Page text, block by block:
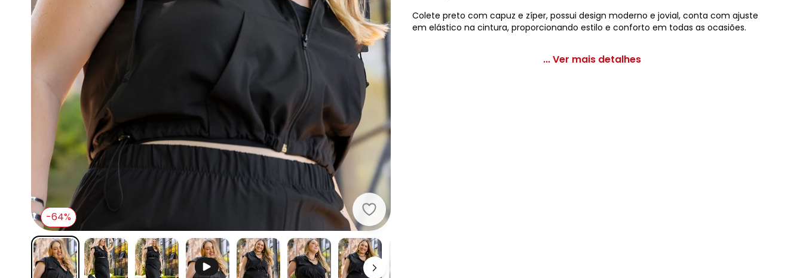
Marguerite - Colete Preto em Microtel
-64%
Colete preto com capuz e zíper, possui design moderno e jovial, conta com ajuste
em elástico na cintura, proporcionando estilo e conforto em todas as ocasiões.
... Ver mais detalhes